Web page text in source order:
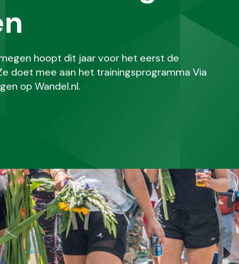
hoopt dit jaar voor het eerst de
doet mee aan het trainingsprogramma Via
op Wandel.nl.